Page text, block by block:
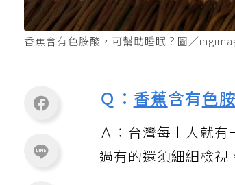
香蕉含有色胺酸，可幫助睡眠？圖／
Ｑ：香蕉含有色
Ａ：台灣每十人就
過有的還須細細檢視